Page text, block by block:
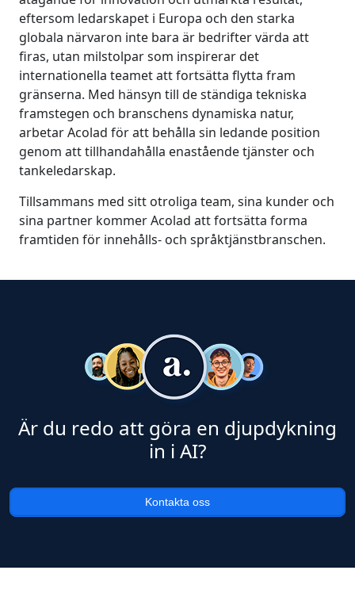
eftersom ledarskapet i Europa och den starka
globala närvaron inte bara är bedrifter värda att
firas, utan milstolpar som inspirerar det
internationella teamet att fortsätta flytta fram
gränserna. Med hänsyn till de ständiga tekniska
framstegen och branschens dynamiska natur,
arbetar Acolad för att behålla sin ledande position
genom att tillhandahålla enastående tjänster och
tankeledarskap.
Tillsammans med sitt otroliga team, sina kunder och
sina partner kommer Acolad att fortsätta forma
framtiden för innehålls- och språktjänstbranschen.
Är du redo att göra en djupdykning
in i AI?
Kontakta oss